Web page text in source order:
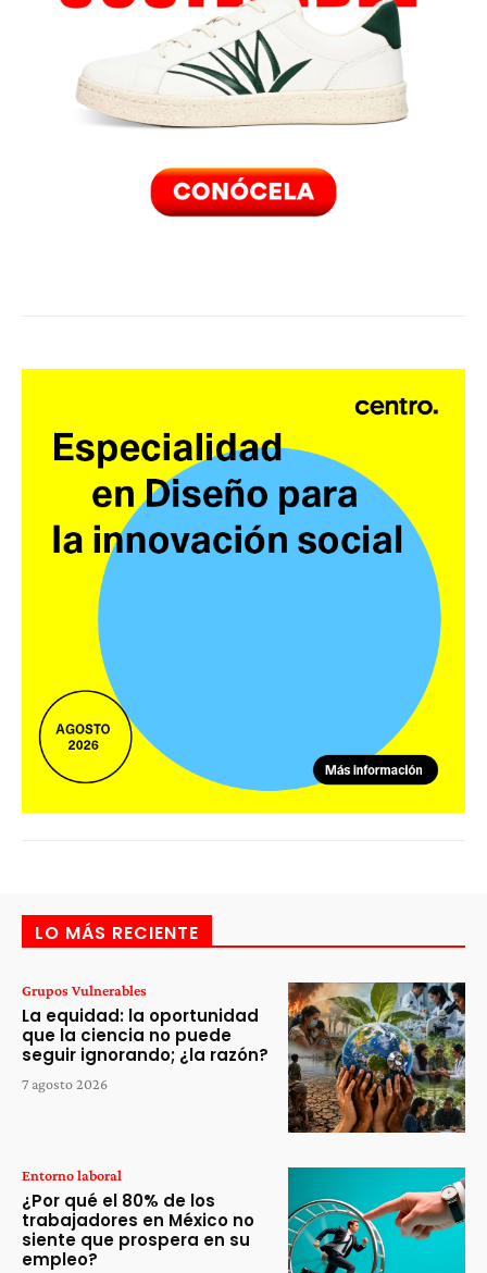
LO MÁS RECIENTE
Grupos Vulnerables
La equidad: la oportunidad
que la ciencia no puede
seguir ignorando; ¿la razón?
7 agosto 2026
Entorno laboral
¿Por qué el 80% de los
trabajadores en México no
siente que prospera en su
empleo?